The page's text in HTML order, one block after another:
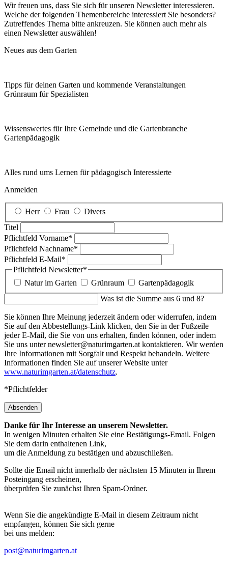
Wir freuen uns, dass Sie sich für unseren Newsletter interessieren.
Welche der folgenden Themenbereiche interessiert Sie besonders?
Zutreffendes Thema bitte ankreuzen. Sie können auch mehr als
einen Newsletter auswählen!
Neues aus dem Garten
Tipps für deinen Garten und kommende Veranstaltungen
Grünraum für Spezialisten
Wissenswertes für Ihre Gemeinde und die Gartenbranche
Garten­pädagogik
Alles rund ums Lernen für pädagogisch Interessierte
Anmelden
Herr Frau
Divers
Titel
Pflichtfeld Vorname*
Pflichtfeld Nachname*
Pflichtfeld E-Mail*
Pflichtfeld Newsletter*
Natur im Garten
Grünraum
Gartenpädagogik
Was ist die Summe aus 6 und 8?
Sie können Ihre Meinung jederzeit ändern oder widerrufen, indem
Sie auf den Abbestellungs-Link klicken, den Sie in der Fußzeile
jeder E-Mail, die Sie von uns erhalten, finden können, oder indem
Sie uns unter newsletter@naturimgarten.at kontaktieren. Wir werden
Ihre Informationen mit Sorgfalt und Respekt behandeln. Weitere
Informationen finden Sie auf unserer Website unter
www.naturimgarten.at/datenschutz.
*Pflichtfelder
Absenden
Danke für Ihr Interesse an unserem Newsletter.
In wenigen Minuten erhalten Sie eine Bestätigungs-Email. Folgen
Sie dem darin enthaltenen Link,
um die Anmeldung zu bestätigen und abzuschließen.
Sollte die Email nicht innerhalb der nächsten 15 Minuten in Ihrem
Posteingang erscheinen,
überprüfen Sie zunächst Ihren Spam-Ordner.
Wenn Sie die angekündigte E-Mail in diesem Zeitraum nicht
empfangen, können Sie sich gerne
bei uns melden:
post@naturimgarten.at